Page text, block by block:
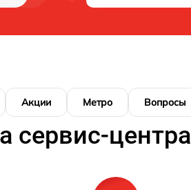
Акции Метро Вопросы
сервис-центра